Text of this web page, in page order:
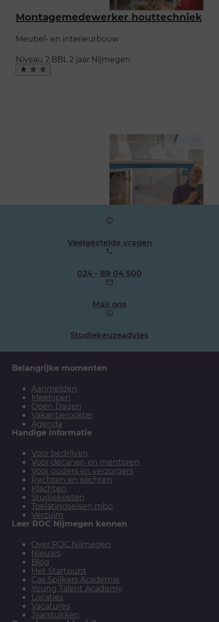
Montagemedewerker houttechniek
Meubel- en interieurbouw
Niveau 2 BBL 2 jaar Nijmegen
Maak
favoriet
Veelgestelde vragen
Ons
telefoonnummer:
024 - 89 04 500
Mail ons
Studiekeuzeadvies
Belangrijke momenten
Aanmelden
Meelopen
Open Dagen
Vakantierooster
Agenda
Handige informatie
Voor bedrijven
Voor decanen en mentoren
Voor ouders en verzorgers
Rechten en plichten
Klachten
Studiekosten
Toelatingseisen mbo
Verzuim
Leer ROC Nijmegen kennen
Over ROC Nijmegen
Nieuws
Blog
Het Startpunt
Cas Spijkers Academie
Young Talent Academy
Locaties
Vacatures
Jaarstukken